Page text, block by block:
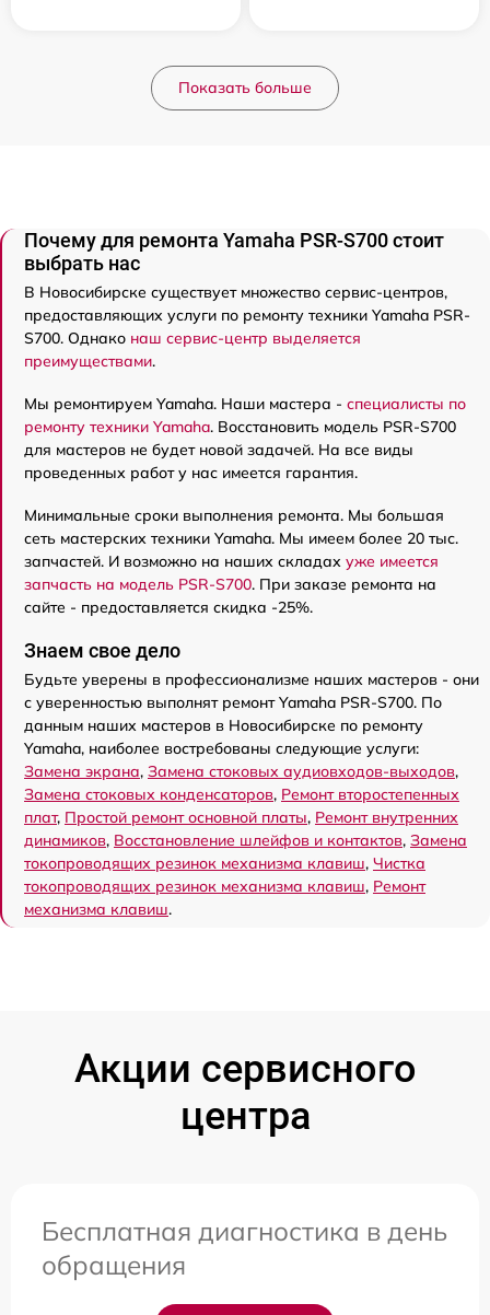
Показать больше
Почему для ремонта Yamaha PSR-S700 стоит
выбрать нас
В Новосибирске существует множество сервис-центров,
предоставляющих услуги по ремонту техники Yamaha PSR-
S700. Однако наш сервис-центр выделяется
преимуществами.
Мы ремонтируем Yamaha. Наши мастера - специалисты по
ремонту техники Yamaha. Восстановить модель PSR-S700
для мастеров не будет новой задачей. На все виды
проведенных работ у нас имеется гарантия.
Минимальные сроки выполнения ремонта. Мы большая
сеть мастерских техники Yamaha. Мы имеем более 20 тыс.
запчастей. И возможно на наших складах уже имеется
запчасть на модель PSR-S700. При заказе ремонта на
сайте - предоставляется скидка -25%.
Знаем свое дело
Будьте уверены в профессионализме наших мастеров - они
с уверенностью выполнят ремонт Yamaha PSR-S700. По
данным наших мастеров в Новосибирске по ремонту
Yamaha, наиболее востребованы следующие услуги:
Замена экрана, Замена стоковых аудиовходов-выходов,
Замена стоковых конденсаторов, Ремонт второстепенных
плат, Простой ремонт основной платы, Ремонт внутренних
динамиков, Восстановление шлейфов и контактов, Замена
токопроводящих резинок механизма клавиш, Чистка
токопроводящих резинок механизма клавиш, Ремонт
механизма клавиш.
Акции сервисного
центра
Бесплатная диагностика в день
обращения